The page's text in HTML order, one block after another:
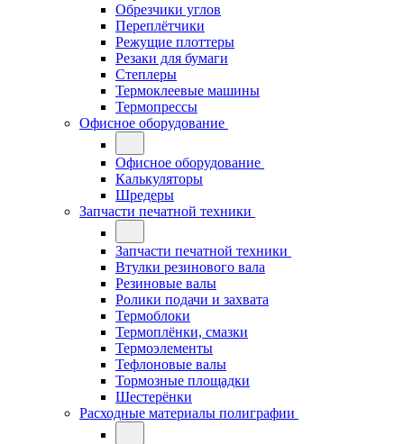
Обрезчики углов
Переплётчики
Режущие плоттеры
Резаки для бумаги
Степлеры
Термоклеевые машины
Термопрессы
Офисное оборудование
Офисное оборудование
Калькуляторы
Шредеры
Запчасти печатной техники
Запчасти печатной техники
Втулки резинового вала
Резиновые валы
Ролики подачи и захвата
Термоблоки
Термоплёнки, смазки
Термоэлементы
Тефлоновые валы
Тормозные площадки
Шестерёнки
Расходные материалы полиграфии